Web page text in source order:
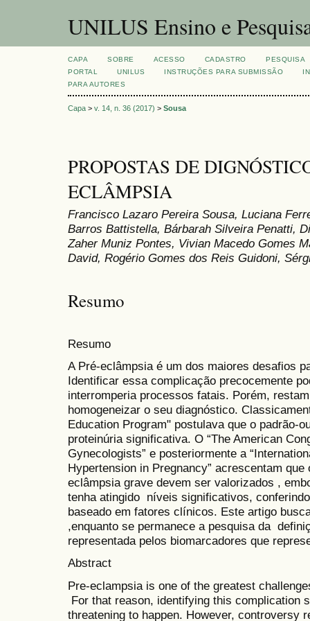
UNILUS Ensino e
CAPA SOBRE ACESSO CADASTRO
PESQUISA
PORTAL
UNILUS INSTRUÇÕES PARA SUBMISSÃO
PARA AUTORES
Capa > v. 14, n. 36 (2017) > Sousa
PROPOSTAS DE
ECLÂMPSIA
Francisco Lazaro Pereira Sousa, Luciana
Barros Battistella, Bárbarah Silveira Penatti,
Zaher Muniz Pontes, Vivian Macedo Gomes
David, Rogério Gomes dos Reis Guidoni,
Resumo
Resumo
A Pré-eclâmpsia é um dos maiores desafios
Identificar essa complicação precocemente
interromperia processos fatais. Porém,
homogeneizar o seu diagnóstico.
Education Program" postulava que o padrão-
proteinúria significativa. O “The American
Gynecologists” e posteriormente a
Hypertension in Pregnancy” acrescentam
eclâmpsia grave devem ser valorizados ,
tenha atingido níveis significativos,
baseado em fatores clínicos. Este artigo
,enquanto se permanece a pesquisa da
representada pelos biomarcadores que
Abstract
Pre-eclampsia is one of the greatest
For that reason, identifying this complication
threatening to happen. However, controversy